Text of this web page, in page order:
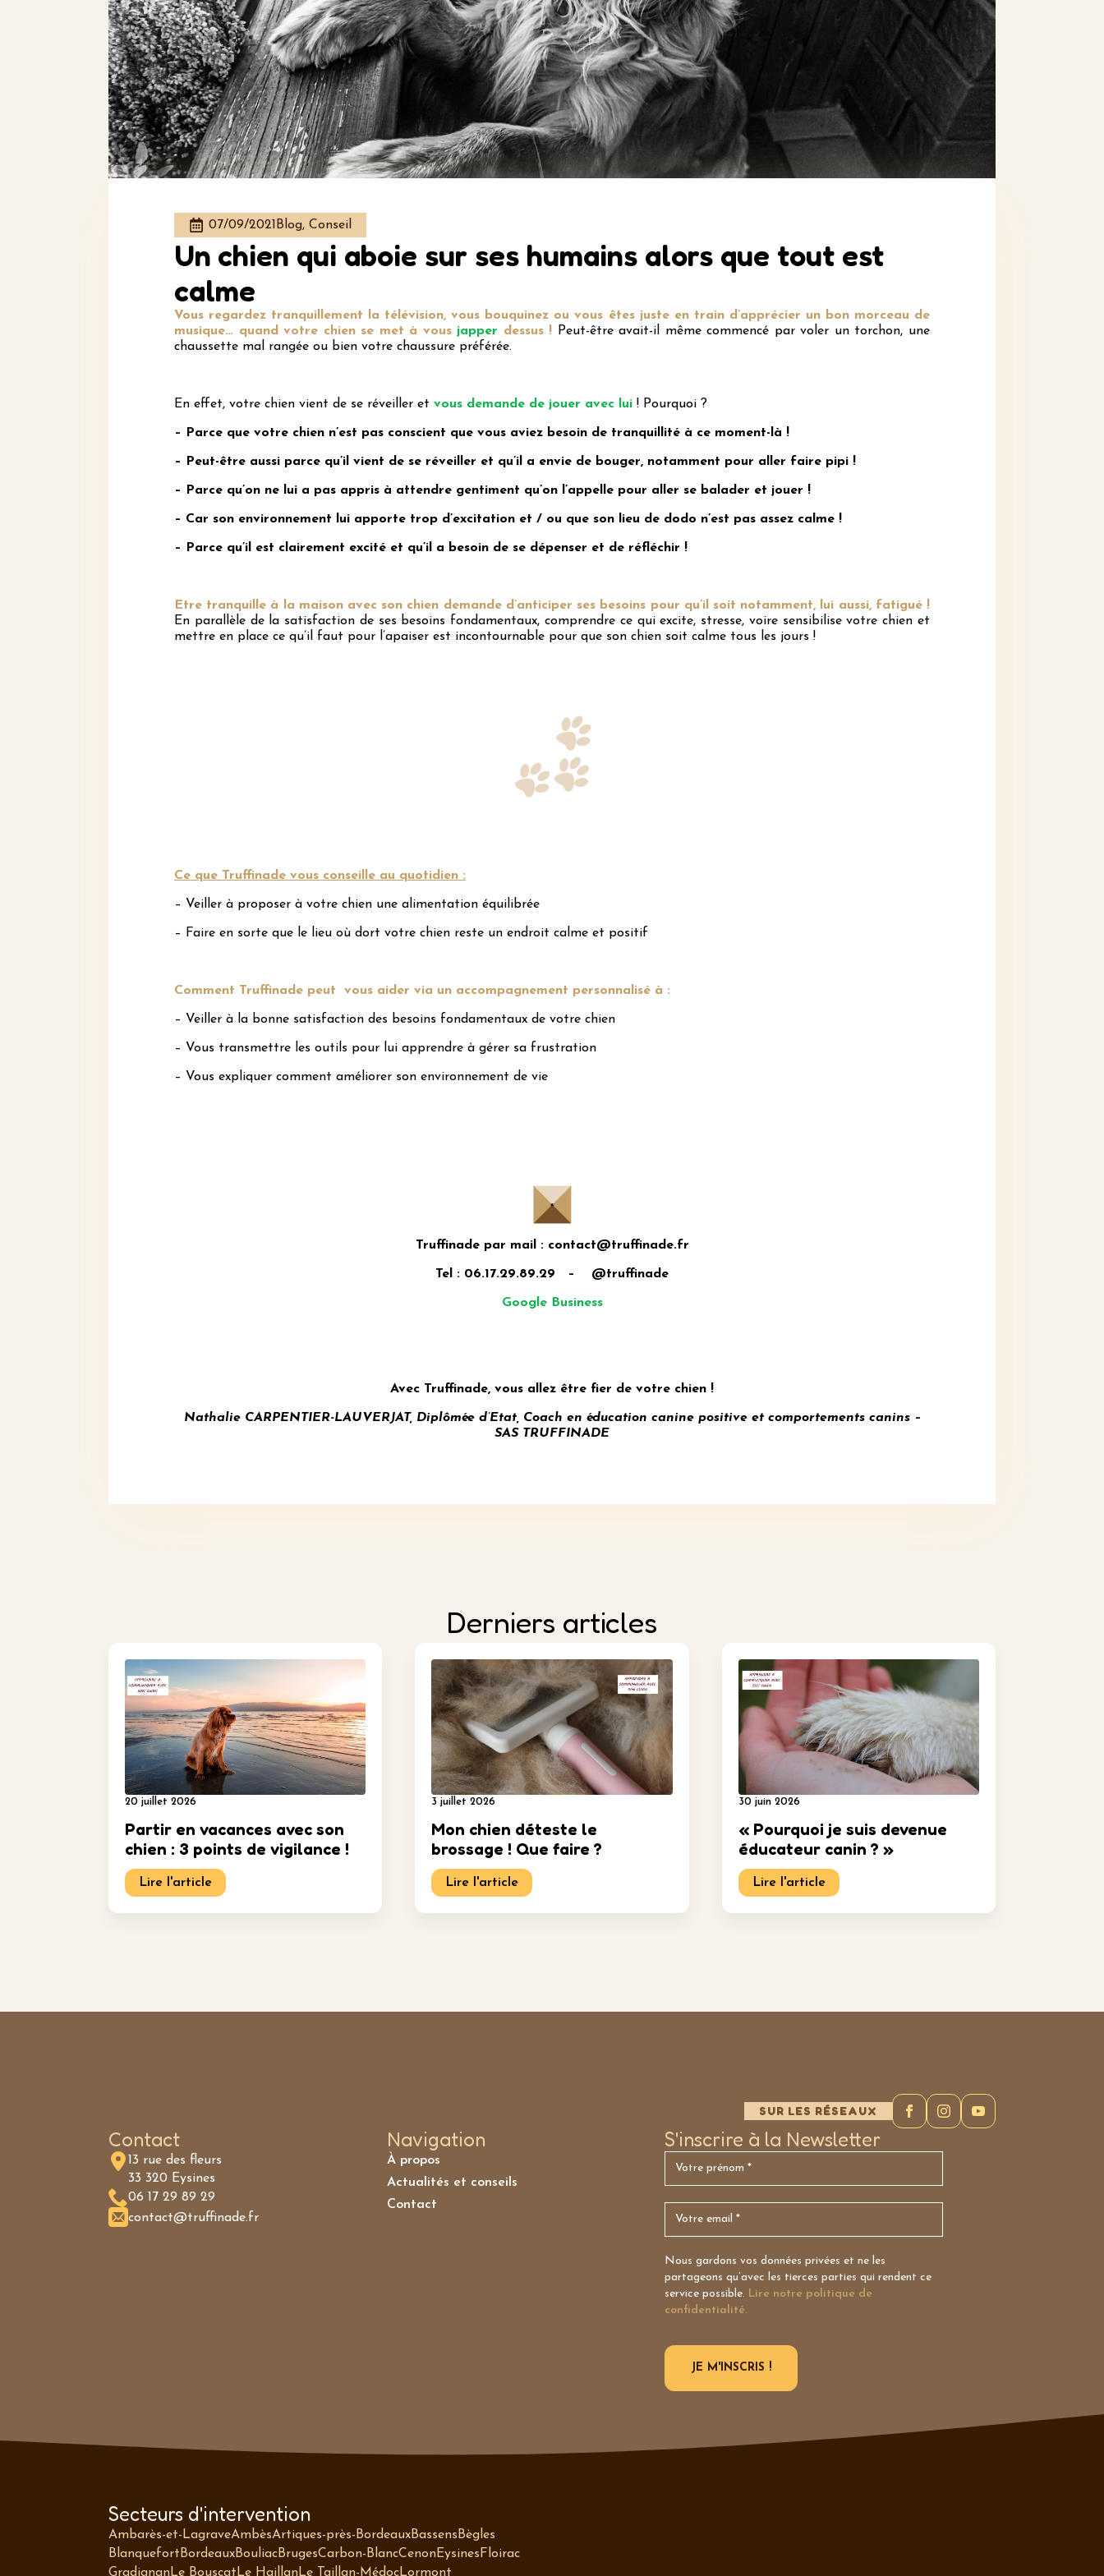
07/09/2021 Blog, Conseil
Un chien qui aboie sur ses humains alors que tout est
calme
Vous regardez tranquillement la télévision, vous bouquinez ou vous êtes juste en train d’apprécier un bon morceau de
musique… quand votre chien se met à vous japper dessus ! Peut-être avait-il même commencé par voler un torchon, une
chaussette mal rangée ou bien votre chaussure préférée.
En effet, votre chien vient de se réveiller et vous demande de jouer avec lui ! Pourquoi ?
– Parce que votre chien n’est pas conscient que vous aviez besoin de tranquillité à ce moment-là !
– Peut-être aussi parce qu’il vient de se réveiller et qu’il a envie de bouger, notamment pour aller faire pipi !
– Parce qu’on ne lui a pas appris à attendre gentiment qu’on l’appelle pour aller se balader et jouer !
– Car son environnement lui apporte trop d’excitation et / ou que son lieu de dodo n’est pas assez calme !
– Parce qu’il est clairement excité et qu’il a besoin de se dépenser et de réfléchir !
Etre tranquille à la maison avec son chien demande d’anticiper ses besoins pour qu’il soit notamment, lui aussi, fatigué !
En parallèle de la satisfaction de ses besoins fondamentaux, comprendre ce qui excite, stresse, voire sensibilise votre chien et
mettre en place ce qu’il faut pour l’apaiser est incontournable pour que son chien soit calme tous les jours !
Ce que Truffinade vous conseille au quotidien :
– Veiller à proposer à votre chien une alimentation équilibrée
– Faire en sorte que le lieu où dort votre chien reste un endroit calme et positif
Comment Truffinade peut vous aider via un accompagnement personnalisé à :
– Veiller à la bonne satisfaction des besoins fondamentaux de votre chien
– Vous transmettre les outils pour lui apprendre à gérer sa frustration
– Vous expliquer comment améliorer son environnement de vie
Truffinade par mail : contact@truffinade.fr
Tel : 06.17.29.89.29 – @truffinade
Google Business
Avec Truffinade, vous allez être fier de votre chien !
Nathalie CARPENTIER-LAUVERJAT, Diplômée d’Etat, Coach en éducation canine positive et comportements canins –
SAS TRUFFINADE
Derniers articles
Partir en vacances avec son
chien : 3 points de vigilance !
20 juillet 2026
Lire l'article
Mon chien déteste le
brossage ! Que faire ?
3 juillet 2026
Lire l'article
« Pourquoi je suis devenue
éducateur canin ? »
30 juin 2026
Lire l'article
SUR LES RÉSEAUX
Contact
13 rue des fleurs
33 320 Eysines
06 17 29 89 29
contact@truffinade.fr
Navigation
À propos
Actualités et conseils
Contact
S'inscrire à la Newsletter
Nous gardons vos données privées et ne les
partageons qu’avec les tierces parties qui rendent ce
service possible. Lire notre politique de
confidentialité.
Secteurs d'intervention
Ambarès-et-LagraveAmbèsArtiques-près-BordeauxBassens Bègles
Blanquefort BordeauxBouliacBrugesCarbon-BlancCenonEysines Floirac
GradignanLe Bouscat Le HaillanLe Taillan-MédocLormont